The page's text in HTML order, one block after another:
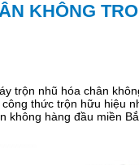
KHÔNG
trộn nhũ hóa chân
thức trộn hữu hiệu
không hàng đầu miền